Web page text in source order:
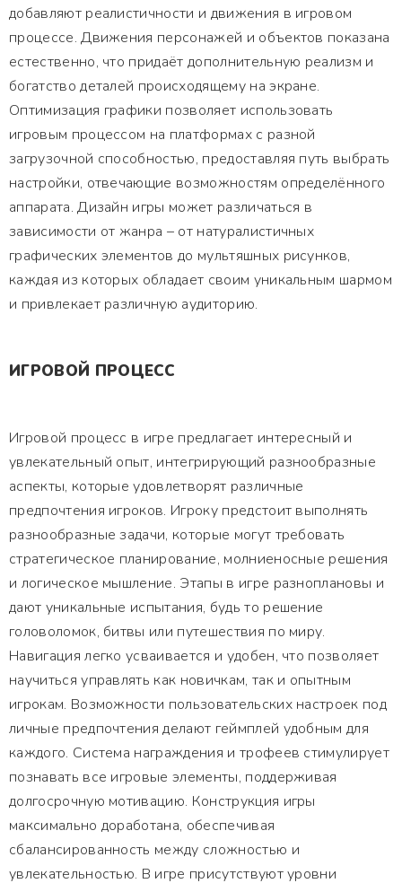
добавляют реалистичности и движения в игровом
процессе. Движения персонажей и объектов показана
естественно, что придаёт дополнительную реализм и
богатство деталей происходящему на экране.
Оптимизация графики позволяет использовать
игровым процессом на платформах с разной
загрузочной способностью, предоставляя путь выбрать
настройки, отвечающие возможностям определённого
аппарата. Дизайн игры может различаться в
зависимости от жанра – от натуралистичных
графических элементов до мультяшных рисунков,
каждая из которых обладает своим уникальным шармом
и привлекает различную аудиторию.
ИГРОВОЙ ПРОЦЕСС
Игровой процесс в игре предлагает интересный и
увлекательный опыт, интегрирующий разнообразные
аспекты, которые удовлетворят различные
предпочтения игроков. Игроку предстоит выполнять
разнообразные задачи, которые могут требовать
стратегическое планирование, молниеносные решения
и логическое мышление. Этапы в игре разноплановы и
дают уникальные испытания, будь то решение
головоломок, битвы или путешествия по миру.
Навигация легко усваивается и удобен, что позволяет
научиться управлять как новичкам, так и опытным
игрокам. Возможности пользовательских настроек под
личные предпочтения делают геймплей удобным для
каждого. Система награждения и трофеев стимулирует
познавать все игровые элементы, поддерживая
долгосрочную мотивацию. Конструкция игры
максимально доработана, обеспечивая
сбалансированность между сложностью и
увлекательностью. В игре присутствуют уровни